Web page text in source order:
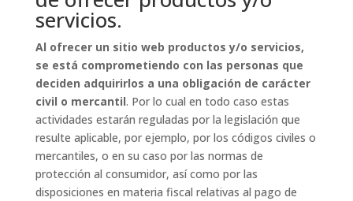
servicios.
Al ofrecer un sitio web productos y/o servicios,
se está comprometiendo con las personas que
deciden adquirirlos a una obligación de carácter
civil o mercantil. Por lo cual en todo caso estas
actividades estarán reguladas por la legislación que
resulte aplicable, por ejemplo, por los códigos civiles o
mercantiles, o en su caso por las normas de
protección al consumidor, así como por las
disposiciones en materia fiscal relativas al pago de